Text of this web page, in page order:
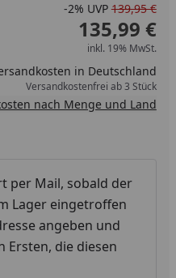
-2% UVP 139,95 €
135,99 €
inkl. 19% MwSt.
in Deutschland
Versandkostenfrei ab 3 Stück
nach Menge und Land
per Mail, sobald der
Lager eingetroffen
angeben und
Ersten, die diesen